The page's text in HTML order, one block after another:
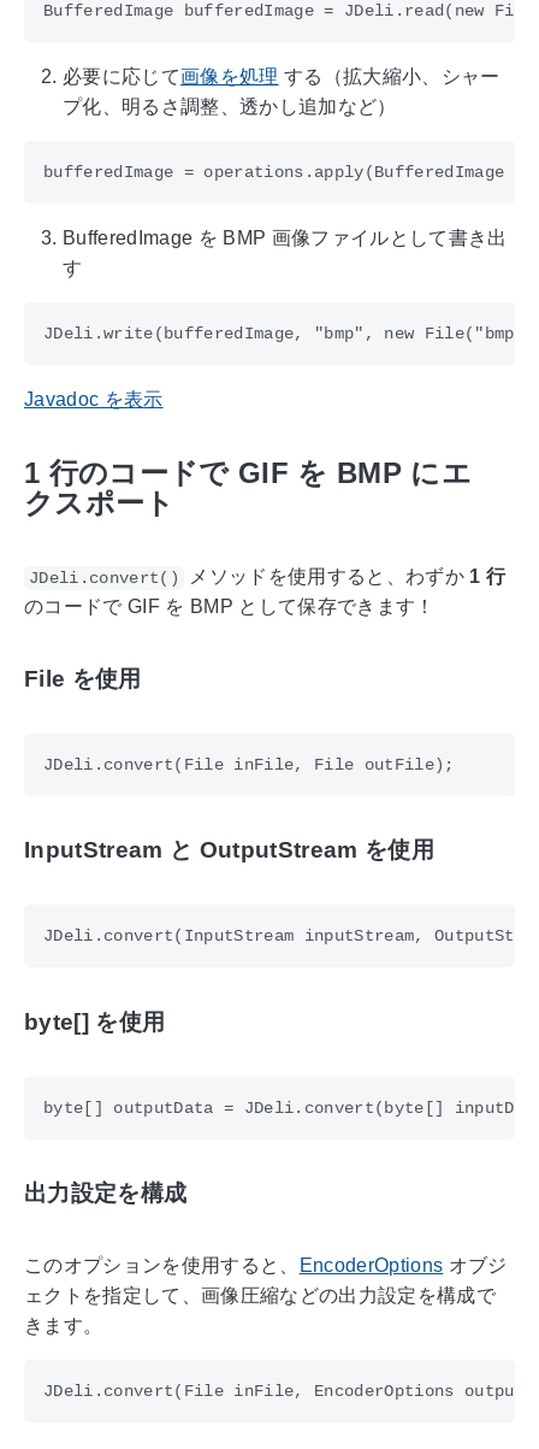
必要に応じて画像を処理 する（拡大縮小、シャー
プ化、明るさ調整、透かし追加など）
BufferedImage を BMP 画像ファイルとして書き出
す
Javadoc を表示
1 行のコードで GIF を BMP にエ
クスポート
JDeli.convert() メソッドを使用すると、わずか 1 行
のコードで GIF を BMP として保存できます！
File を使用
InputStream と OutputStream を使用
byte[] を使用
出力設定を構成
このオプションを使用すると、 EncoderOptions オブジ
ェクトを指定して、画像圧縮などの出力設定を構成で
きます。